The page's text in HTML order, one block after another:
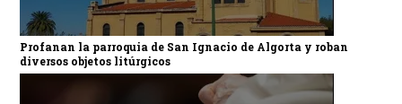
Profanan la parroquia de San Ignacio de Algorta y roban
diversos objetos litúrgicos